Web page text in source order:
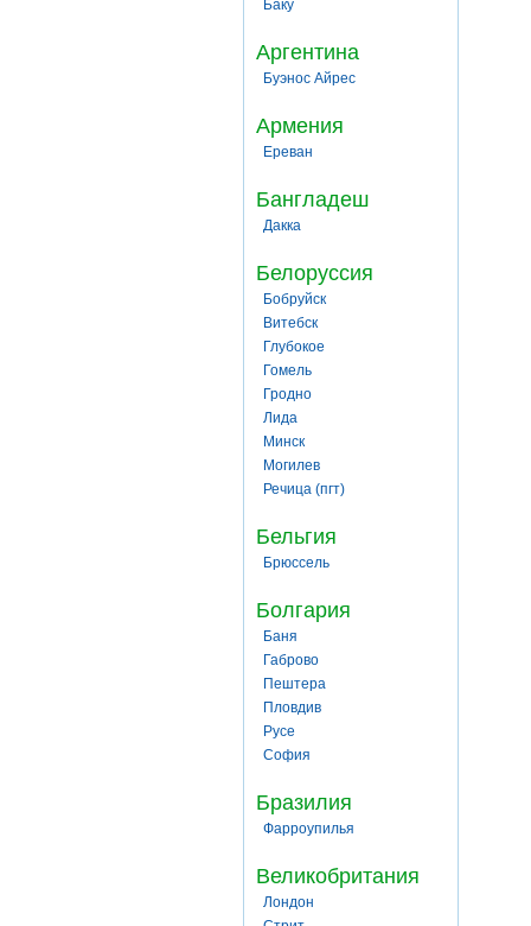
Баку
Аргентина
Буэнос Айрес
Армения
Ереван
Бангладеш
Дакка
Белоруссия
Бобруйск
Витебск
Глубокое
Гомель
Гродно
Лида
Минск
Могилев
Речица (пгт)
Бельгия
Брюссель
Болгария
Баня
Габрово
Пештера
Пловдив
Русе
София
Бразилия
Фарроупилья
Великобритания
Лондон